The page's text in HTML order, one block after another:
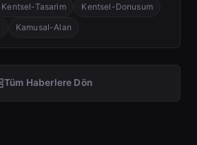
Kentsel-Tasarim
Kentsel-Donusum
Kamusal-Alan
Tüm Haberlere Dön